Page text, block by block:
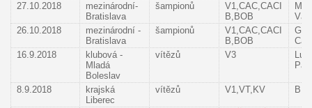
27.10.2018
mezinárodní-
Bratislava
šampionů
V1,CAC,CACI
B,BOB
26.10.2018
mezinárodní -
Bratislava
šampionů
V1,CAC,CACI
B,BOB
16.9.2018
klubová -
Mladá
Boleslav
vítězů V3
8.9.2018
krajská
Liberec
vítězů V1,VT,KV